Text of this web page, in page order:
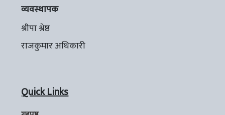
व्यवस्थापक
श्रीपा श्रेष्ठ
राजकुमार अधिकारी
Quick Links